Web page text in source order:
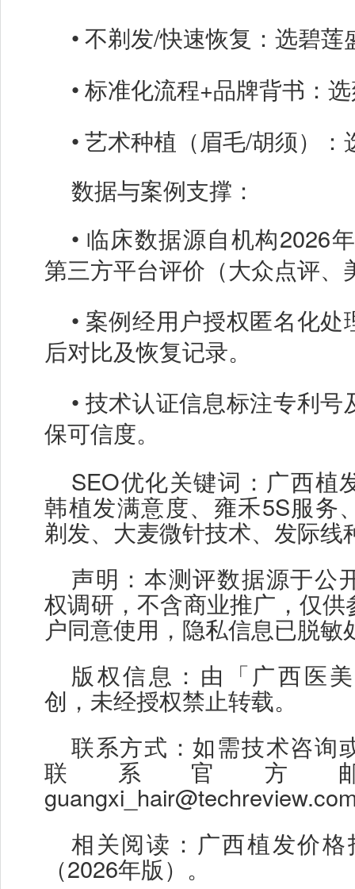
•不剃发/快速恢复：选碧莲
•标准化流程+品牌背书：
•艺术种植（眉毛/胡须）：
数据与案例支撑：
• 临床数据源自机构2026
第三方平台评价（大众点评、
• 案例经用户授权匿名化处
后对比及恢复记录。
• 技术认证信息标注专利号
保可信度。
SEO优化关键词：广西植
韩植发满意度、雍禾5S服务
剃发、大麦微针技术、发际线
声明：本测评数据源于公
权调研，不含商业推广，仅
户同意使用，隐私信息已脱敏
版权信息：由「广西医
创，未经授权禁止转载。
联系方式：如需技术咨询
联系官方
相关阅读：广西植发价格
（2026年版）。